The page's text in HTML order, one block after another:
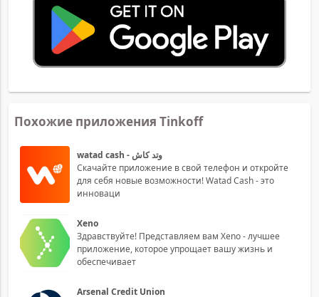
Похожие приложения Tinkoff
watad cash - وتد كاش
Скачайте приложение в свой телефон и откройте
для себя новые возможности! Watad Cash - это
инноваци
Xeno
Здравствуйте! Представляем вам Xeno - лучшее
приложение, которое упрощает вашу жизнь и
обеспечивает
Arsenal Credit Union